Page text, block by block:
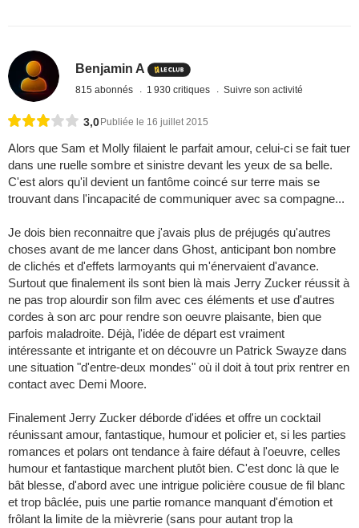
Benjamin A
815 abonnés 1 930 critiques Suivre son activité
3,0 Publiée le 16 juillet 2015
Alors que Sam et Molly filaient le parfait amour, celui-ci se fait tuer
dans une ruelle sombre et sinistre devant les yeux de sa belle.
C'est alors qu'il devient un fantôme coincé sur terre mais se
trouvant dans l'incapacité de communiquer avec sa compagne...
Je dois bien reconnaitre que j'avais plus de préjugés qu'autres
choses avant de me lancer dans Ghost, anticipant bon nombre
de clichés et d'effets larmoyants qui m'énervaient d'avance.
Surtout que finalement ils sont bien là mais Jerry Zucker réussit à
ne pas trop alourdir son film avec ces éléments et use d'autres
cordes à son arc pour rendre son oeuvre plaisante, bien que
parfois maladroite. Déjà, l'idée de départ est vraiment
intéressante et intrigante et on découvre un Patrick Swayze dans
une situation "d'entre-deux mondes" où il doit à tout prix rentrer en
contact avec Demi Moore.
Finalement Jerry Zucker déborde d'idées et offre un cocktail
réunissant amour, fantastique, humour et policier et, si les parties
romances et polars ont tendance à faire défaut à l'oeuvre, celles
humour et fantastique marchent plutôt bien. C'est donc là que le
bât blesse, d'abord avec une intrigue policière cousue de fil blanc
et trop bâclée, puis une partie romance manquant d'émotion et
frôlant la limite de la mièvrerie (sans pour autant trop la